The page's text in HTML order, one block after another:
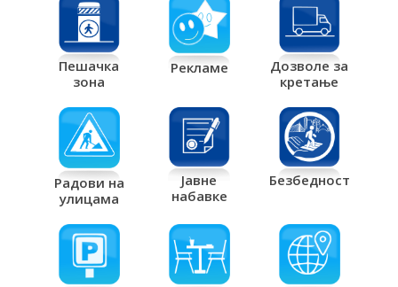
Пешачка
зона
Рекламе
Дозволе за
кретање
Радови на
улицама
Јавне
набавке
Безбедност